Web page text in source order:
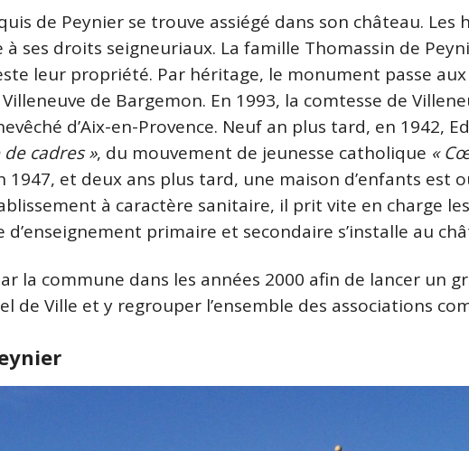
de Peynier se trouve assiégé dans son château. Les
ses droits seigneuriaux. La famille Thomassin de
leur propriété. Par héritage, le monument passe
de Bargemon. En 1993, la comtesse de
d’Aix-en-Provence. Neuf an plus tard, en 1942,
cadres », du mouvement de jeunesse catholique «
1947, et deux ans plus tard, une maison d’enfants est
à caractère sanitaire, il prit vite en charge
d’enseignement primaire et secondaire s’installe au
la commune dans les années 2000 afin de lancer un
Ville et y regrouper l’ensemble des associations